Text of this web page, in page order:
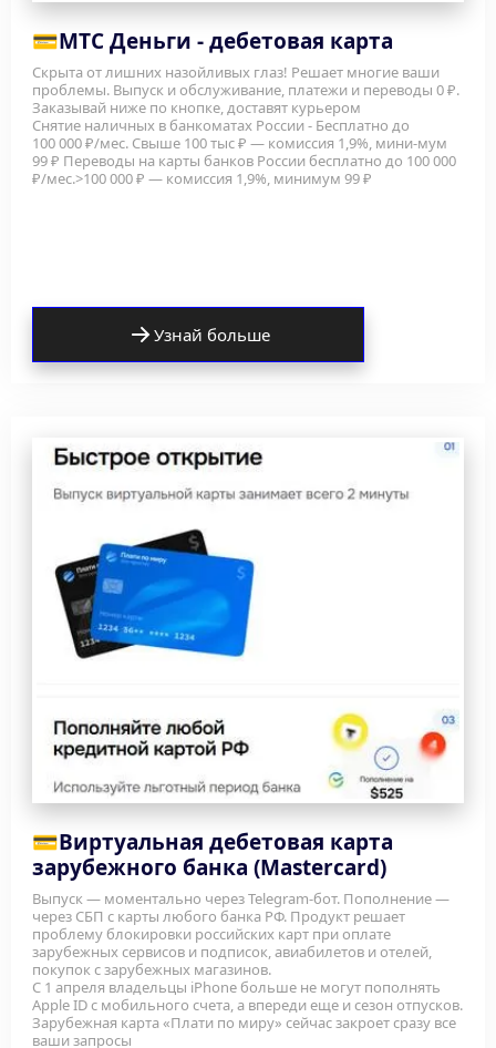
💳МТС Деньги - дебетовая карта
Скрыта от лишних назойливых глаз! Решает многие ваши
проблемы. Выпуск и обслуживание, платежи и переводы 0 ₽.
Заказывай ниже по кнопке, доставят курьером
Снятие наличных в банкоматах России - Бесплатно до
100 000 ₽/мес. Свыше 100 тыс ₽ — комиссия 1,9%, мини-мум
99 ₽ Переводы на карты банков России бесплатно до 100 000
₽/мес.>100 000 ₽ — комиссия 1,9%, минимум 99 ₽
Узнай больше
💳Виртуальная дебетовая карта
зарубежного банка (Mastercard)
Выпуск — моментально через Telegram-бот. Пополнение —
через СБП с карты любого банка РФ. Продукт решает
проблему блокировки российских карт при оплате
зарубежных сервисов и подписок, авиабилетов и отелей,
покупок с зарубежных магазинов.
С 1 апреля владельцы iPhone больше не могут пополнять
Apple ID с мобильного счета, а впереди еще и сезон отпусков.
Зарубежная карта «Плати по миру» сейчас закроет сразу все
ваши запросы